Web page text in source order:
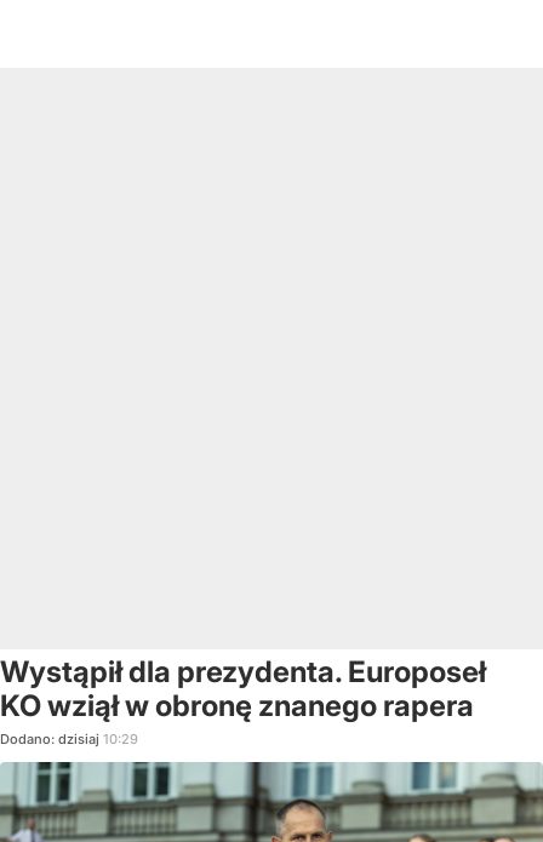
Wystąpił dla prezydenta. Europoseł
KO wziął w obronę znanego rapera
Dodano: dzisiaj 10:29